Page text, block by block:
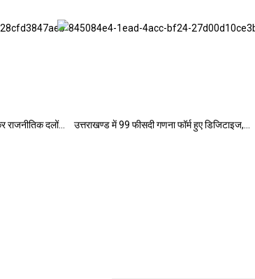
राजनीतिक दलों… उत्तराखण्ड में 99 फीसदी गणना फॉर्म हुए डिजिटाइज,…